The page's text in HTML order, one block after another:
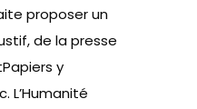
proposer un
de la presse
y
L’Humanité